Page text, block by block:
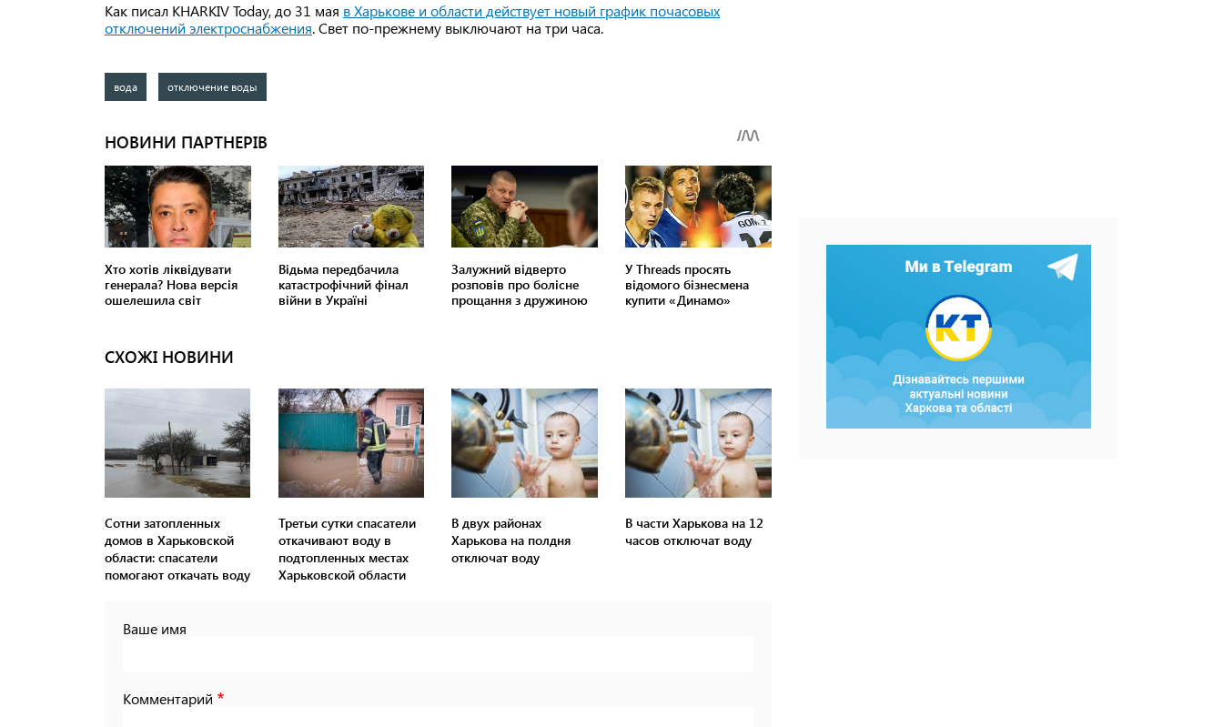
Как писал KHARKIV Today, до 31 мая в Харькове и области действует новый график почасовых
отключений электроснабжения. Свет по-прежнему выключают на три часа.
вода отключение воды
СХОЖІ НОВИНИ
Сотни затопленных
домов в Харьковской
области: спасатели
помогают откачать воду
Третьи сутки спасатели
откачивают воду в
подтопленных местах
Харьковской области
В двух районах
Харькова на полдня
отключат воду
В части Харькова на 12
часов отключат воду
Ваше имя
Комментарий